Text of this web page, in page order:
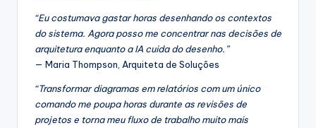
“Eu costumava gastar horas desenhando os contextos
do sistema. Agora posso me concentrar nas decisões de
arquitetura enquanto a IA cuida do desenho.”
— Maria Thompson, Arquiteta de Soluções
“Transformar diagramas em relatórios com um único
comando me poupa horas durante as revisões de
projetos e torna meu fluxo de trabalho muito mais